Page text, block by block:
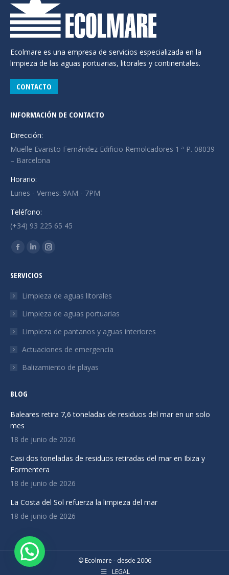
Ecolmare es una empresa de servicios especializada en la
limpieza de las aguas portuarias, litorales y continentales.
CONTACTO
INFORMACIÓN DE CONTACTO
Dirección:
Muelle Evaristo Fernández Edificio Remolcadores 1 ª P. 08039
– Barcelona
Horario:
Lunes - Vernes: 9AM - 7PM
Teléfono:
(+34) 93 225 65 45
Encuéntranos en:
La
Facebook
se
en
una
ventana
Linkedin
se
en
una
ventana
La
se
en
una
ventana
SERVICIOS
Limpieza de aguas litorales
Limpieza de aguas portuarias
Limpieza de pantanos y aguas interiores
Actuaciones de emergencia
Balizamiento de playas
BLOG
Baleares retira 7,6 toneladas de residuos del mar en un solo
mes
18 de junio de 2026
Casi dos toneladas de residuos retiradas del mar en Ibiza y
Formentera
18 de junio de 2026
La Costa del Sol refuerza la limpieza del mar
18 de junio de 2026
© Ecolmare - desde 2006
LEGAL